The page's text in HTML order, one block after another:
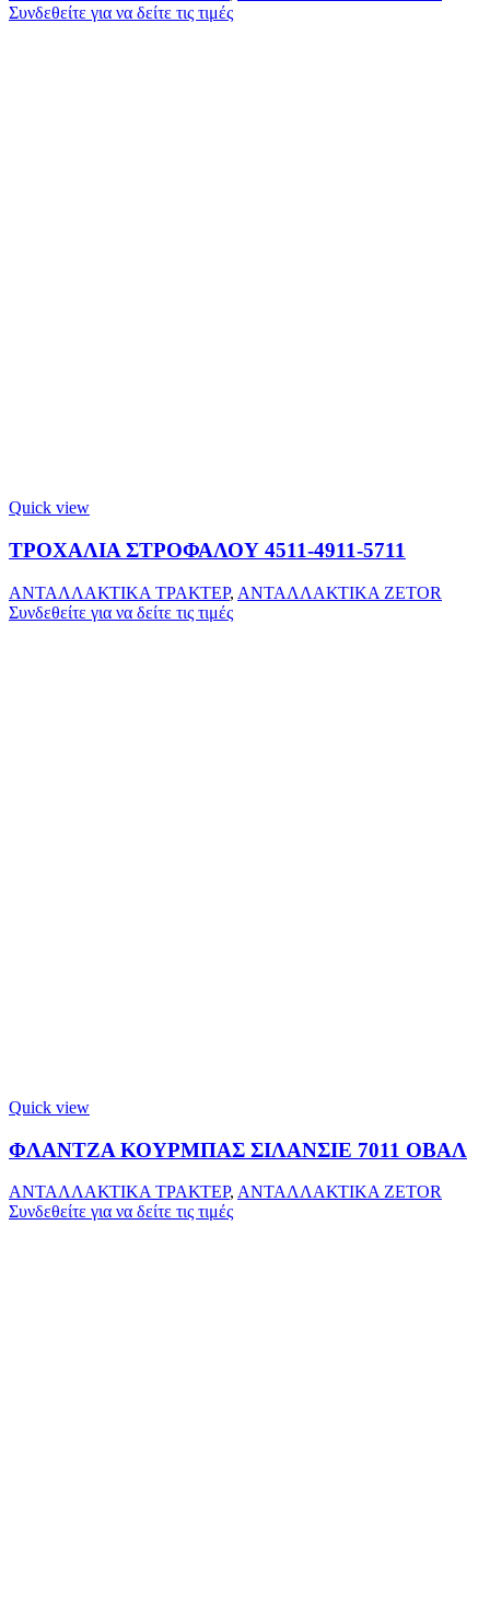
Συνδεθείτε για να δείτε τις τιμές
Quick view
ΤΡΟΧΑΛΙΑ ΣΤΡΟΦΑΛΟΥ 4511-4911-5711
ΑΝΤΑΛΛΑΚΤΙΚΑ ΤΡΑΚΤΕΡ, ΑΝΤΑΛΛΑΚΤΙΚΑ ZETOR
Συνδεθείτε για να δείτε τις τιμές
Quick view
ΦΛΑΝΤΖΑ ΚΟΥΡΜΠΑΣ ΣΙΛΑΝΣΙΕ 7011 ΟΒΑΛ
ΑΝΤΑΛΛΑΚΤΙΚΑ ΤΡΑΚΤΕΡ, ΑΝΤΑΛΛΑΚΤΙΚΑ ZETOR
Συνδεθείτε για να δείτε τις τιμές